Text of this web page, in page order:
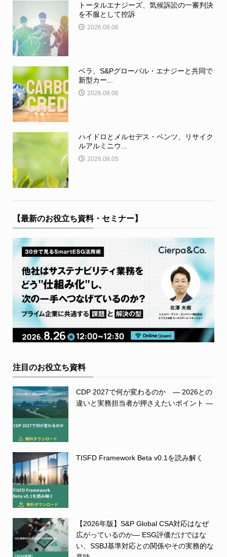
トータルエナジーズ、気候訴訟の一審判決
を不服として控訴
2026.08.06
ベラ、S&Pグローバル・エナジーと共同で
新型カー...
2026.08.06
ハイドロとメルセデス・ベンツ、リサイク
ルアルミニウ...
2026.08.05
【最新のお役立ち資料・セミナー】
注目のお役立ち資料
CDP 2027で何が変わるのか ― 2026との
違いと実務担当者が押さえたいポイント ―
TISFD Framework Beta v0.1を読み解く
【2026年版】S&P Global CSA対応はなぜ
広がっているのか― ESG評価だけではな
い、SSBJ基準対応との関係やその実務的な